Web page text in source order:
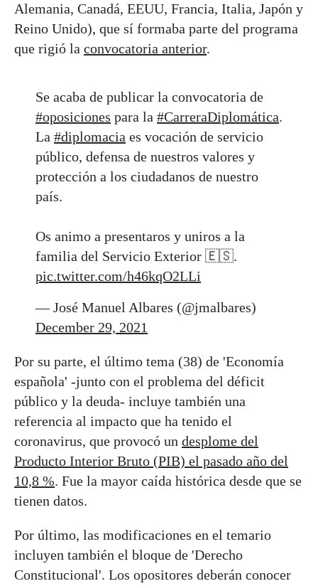
Alemania, Canadá, EEUU, Francia, Italia, Japón y
Reino Unido), que sí formaba parte del programa
que rigió la convocatoria anterior.
Se acaba de publicar la convocatoria de
#oposiciones para la #CarreraDiplomática.
La #diplomacia es vocación de servicio
público, defensa de nuestros valores y
protección a los ciudadanos de nuestro
país.
Os animo a presentaros y uniros a la
familia del Servicio Exterior 🇪🇸.
pic.twitter.com/h46kqO2LLi
— José Manuel Albares (@jmalbares)
December 29, 2021
Por su parte, el último tema (38) de 'Economía
española' -junto con el problema del déficit
público y la deuda- incluye también una
referencia al impacto que ha tenido el
coronavirus, que provocó un desplome del
Producto Interior Bruto (PIB) el pasado año del
10,8 %. Fue la mayor caída histórica desde que se
tienen datos.
Por último, las modificaciones en el temario
incluyen también el bloque de 'Derecho
Constitucional'. Los opositores deberán conocer